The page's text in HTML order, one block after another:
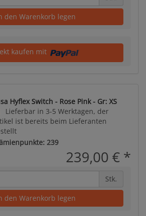
den Warenkorb legen
kaufen mit
Hyflex Switch - Rose Pink - Gr: XS
Lieferbar in 3-5 Werktagen, der
ist bereits beim Lieferanten
239
239,00 € *
Stk.
den Warenkorb legen